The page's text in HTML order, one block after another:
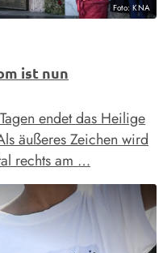
Foto: KNA
ist nun
endet das Heilige
äußeres Zeichen wird
rechts am …